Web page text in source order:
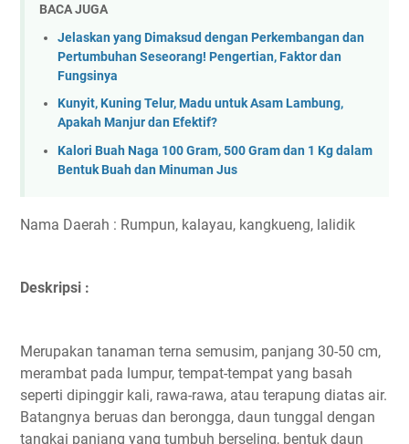
BACA JUGA
Jelaskan yang Dimaksud dengan Perkembangan dan
Pertumbuhan Seseorang! Pengertian, Faktor dan
Fungsinya
Kunyit, Kuning Telur, Madu untuk Asam Lambung,
Apakah Manjur dan Efektif?
Kalori Buah Naga 100 Gram, 500 Gram dan 1 Kg dalam
Bentuk Buah dan Minuman Jus
Nama Daerah : Rumpun, kalayau, kangkueng, lalidik
Deskripsi :
Merupakan tanaman terna semusim, panjang 30-50 cm,
merambat pada lumpur, tempat-tempat yang basah
seperti dipinggir kali, rawa-rawa, atau terapung diatas air.
Batangnya beruas dan berongga, daun tunggal dengan
tangkai panjang yang tumbuh berseling, bentuk daun